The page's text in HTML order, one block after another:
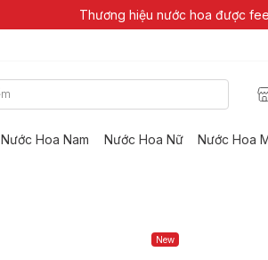
Thương hiệu nước hoa được
Nước Hoa Nam Nước Hoa Nữ Nước Hoa
New